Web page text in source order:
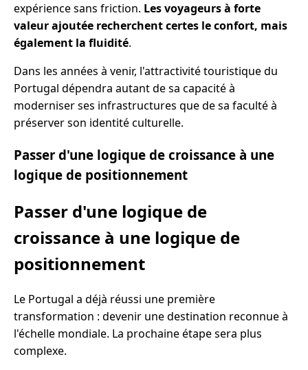
expérience sans friction. Les voyageurs à forte
valeur ajoutée recherchent certes le confort, mais
également la fluidité.
Dans les années à venir, l'attractivité touristique du
Portugal dépendra autant de sa capacité à
moderniser ses infrastructures que de sa faculté à
préserver son identité culturelle.
Passer d'une logique de croissance à une
logique de positionnement
Passer d'une logique de
croissance à une logique de
positionnement
Le Portugal a déjà réussi une première
transformation : devenir une destination reconnue à
l'échelle mondiale. La prochaine étape sera plus
complexe.